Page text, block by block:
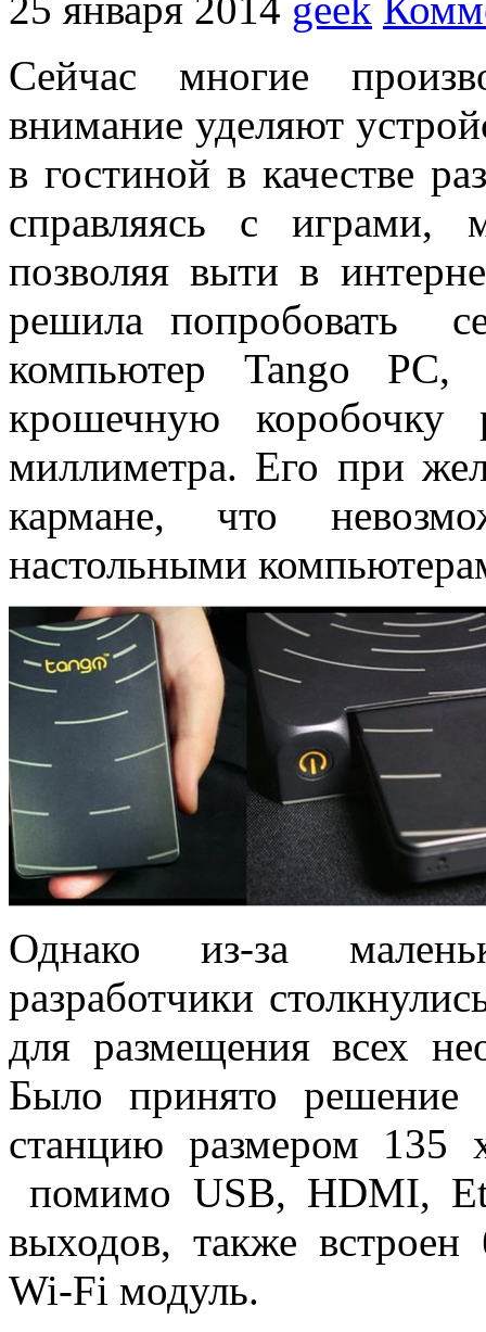
25 января 2014 geek
Сейчас многие
внимание уделяют
в гостиной в качестве
справляясь с играми,
позволяя выти в
решила попробовать
компьютер Tango PC,
крошечную
миллиметра. Его при
кармане, что
настольными
Однако из-за
разработчики
для размещения всех
Было принято решение
станцию размером
помимо USB, HDMI,
выходов, также
Wi-Fi модуль.